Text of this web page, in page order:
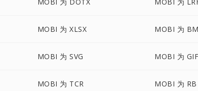
MOBI 为 XLSX MOBI 为
MOBI 为 SVG MOBI 为 GIF
MOBI 为 TCR MOBI 为 RB